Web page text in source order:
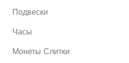
Подвески
Часы
Монеты Слитки